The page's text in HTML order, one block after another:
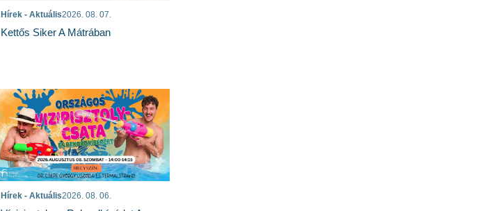
Hírek - Aktuális2026. 08. 07.
Kettős Siker A Mátrában
Hírek - Aktuális2026. 08. 06.